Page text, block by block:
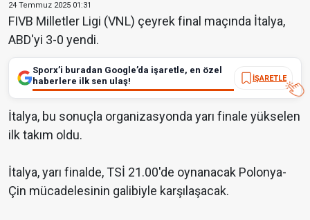
24 Temmuz 2025 01:31
FIVB Milletler Ligi (VNL) çeyrek final maçında İtalya,
ABD'yi 3-0 yendi.
Sporx’i buradan Google’da işaretle, en özel
haberlere ilk sen ulaş!
İŞARETLE
İtalya, bu sonuçla organizasyonda yarı finale yükselen
ilk takım oldu.
İtalya, yarı finalde, TSİ 21.00'de oynanacak Polonya-
Çin mücadelesinin galibiyle karşılaşacak.